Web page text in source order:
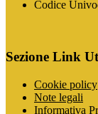
Codice
Sezione Link
Cookie policy
Note legali
Informativa